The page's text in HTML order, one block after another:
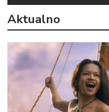
Aktualno